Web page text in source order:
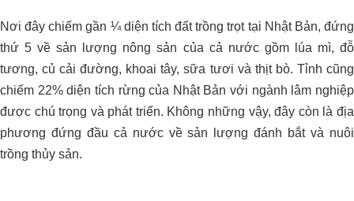
Nơi đây chiếm gần ¼ diện tích đất trồng trọt tại Nhật Bản, đứng
thứ 5 về sản lượng nông sản của cả nước gồm lúa mì, đỗ
tương, củ cải đường, khoai tây, sữa tươi và thịt bò. Tỉnh cũng
chiếm 22% diện tích rừng của Nhật Bản với ngành lâm nghiệp
được chú trọng và phát triển. Không những vậy, đây còn là địa
phương đứng đầu cả nước về sản lượng đánh bắt và nuôi
trồng thủy sản.
Xử Lý Môi Trường Bể Nước Thải –
Nhà Máy Chế Biến Thực Phẩm, Bến
Lức – Long An